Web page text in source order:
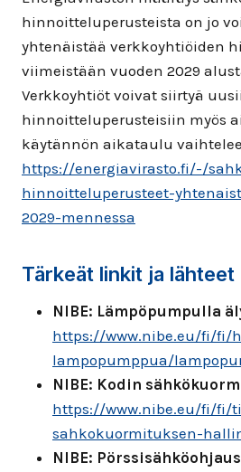
hinnoitteluperusteista on jo
yhtenäistää verkkoyhtiöiden
viimeistään vuoden 2029
Verkkoyhtiöt voivat siirtyä
hinnoitteluperusteisiin myös
käytännön aikataulu
https://energiavirasto.fi/-/
hinnoitteluperusteet-
2029-mennessa
Tärkeät linkit ja lähteet
NIBE: Lämpöpumpulla
https://www.nibe.eu/fi/fi/
lampopumppua/
NIBE: Kodin
https://www.nibe.eu/fi/fi/
sahkokuormituksen-
NIBE: Pörssisähköohjaus